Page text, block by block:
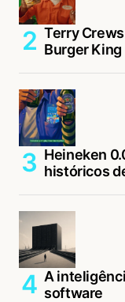
Terry
Burger King
Heineken
históricos
A
software